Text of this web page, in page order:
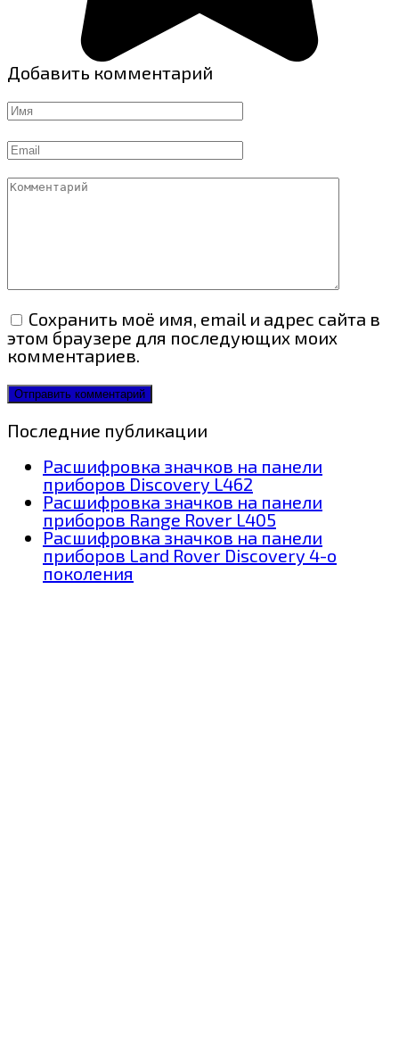
Добавить комментарий
Имя
Email
Комментарий
Сохранить моё имя, email и адрес сайта в
этом браузере для последующих моих
комментариев.
Последние публикации
Расшифровка значков на панели
приборов Discovery L462
Расшифровка значков на панели
приборов Range Rover L405
Расшифровка значков на панели
приборов Land Rover Discovery 4-о
поколения